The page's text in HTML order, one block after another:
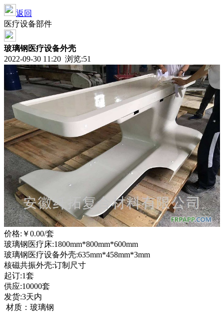
返回
医疗设备部件
玻璃钢医疗设备外壳
2022-09-30 11:20 浏览:51
价格: ￥0.00/套
玻璃钢医疗床:1800mm*800mm*600mm
玻璃钢医疗设备外壳:635mm*458mm*3mm
核磁共振外壳:订制尺寸
起订:1套
供应:10000套
发货:3天内
材质：玻璃钢